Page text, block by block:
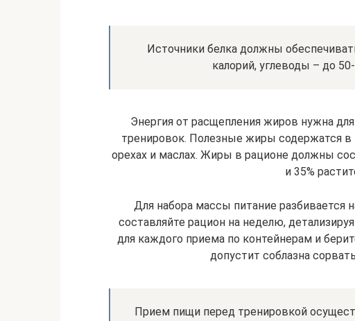
Источники белка должны
калорий, углеводы – до
Энергия от расщепления жиров нужна
тренировок. Полезные жиры содержатся
орехах и маслах. Жиры в рационе должны
и 35%
Для набора массы питание разбивается
составляйте рацион на неделю,
для каждого приема по контейнерам и
допустит соблазна
Прием пищи перед тренировкой